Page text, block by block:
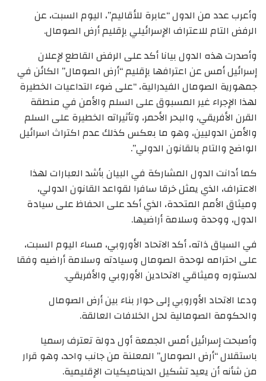
وأعرب عدد من الدول “عابرة للأقاليم”، اليوم السبت، عن
الرفض التام للاعتراف الإسرائيلي بإقليم أرض الصومال.
وأصدرت هذه الدول بيانا أكد على الرفض القاطع لإعلان
إسرائيل أمس عن اعترافها بإقليم “أرض الصومال” الكائن في
جمهورية الصومال الفيدرالية، “على ضوء التداعيات الخطيرة
لهذا الإجراء غير المسبوق على السلم والأمن في منطقة
القرن الأفريقي، والبحر الأحمر، وتأثيراته الخطيرة على السلم
والأمن الدوليين، وهو ما بعكس كذلك عدم اكتراث اسرائيل
الواضح والتام بالقانون الدولي”.
كما أدانت الدول المشاركة في البيان بأشد العبارات لهذا
الاعتراف، الذي يمثل خرقا سافرا لقواعد القانون الدولي،
وميثاق الأمم المتحدة، الذي أكد على الحفاظ على سيادة
الدول، ووحدة وسلامة أراضيها.
في السياق ذاته، أكد الاتحاد الأوروبي، مساء اليوم السبت،
على احترامه لوحدة الصومال وسيادته وسلامة أراضيه وفقا
لدستوره وميثاقي الاتحادين الأوروبي والأفريقي.
ودعا الاتحاد الأوروبي إلى حوار بناء بين أرض الصومال
والحكومة الصومالية لحل الخلافات العالقة.
وأصبحت إسرائيل أمس الجمعة أول دولة تعترف رسميا
باستقلال “أرض الصومال” المعلنة من جانب واحد، وهو قرار
من شأنه أن يعيد تشكيل الديناميكيات الإقليمية.